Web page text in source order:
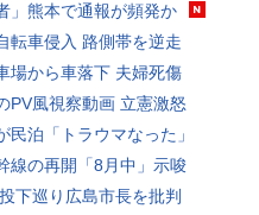
」熊本で通報が頻発か
転車侵入 路側帯を逆走
場から車落下 夫婦死傷
PV風視察動画 立憲激怒
民泊「トラウマなった」
線の再開「8月中」示唆
下巡り広島市長を批判